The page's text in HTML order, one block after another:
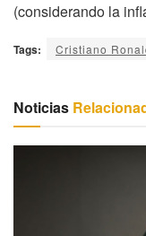
(considerando la
Tags: Cristiano
Noticias